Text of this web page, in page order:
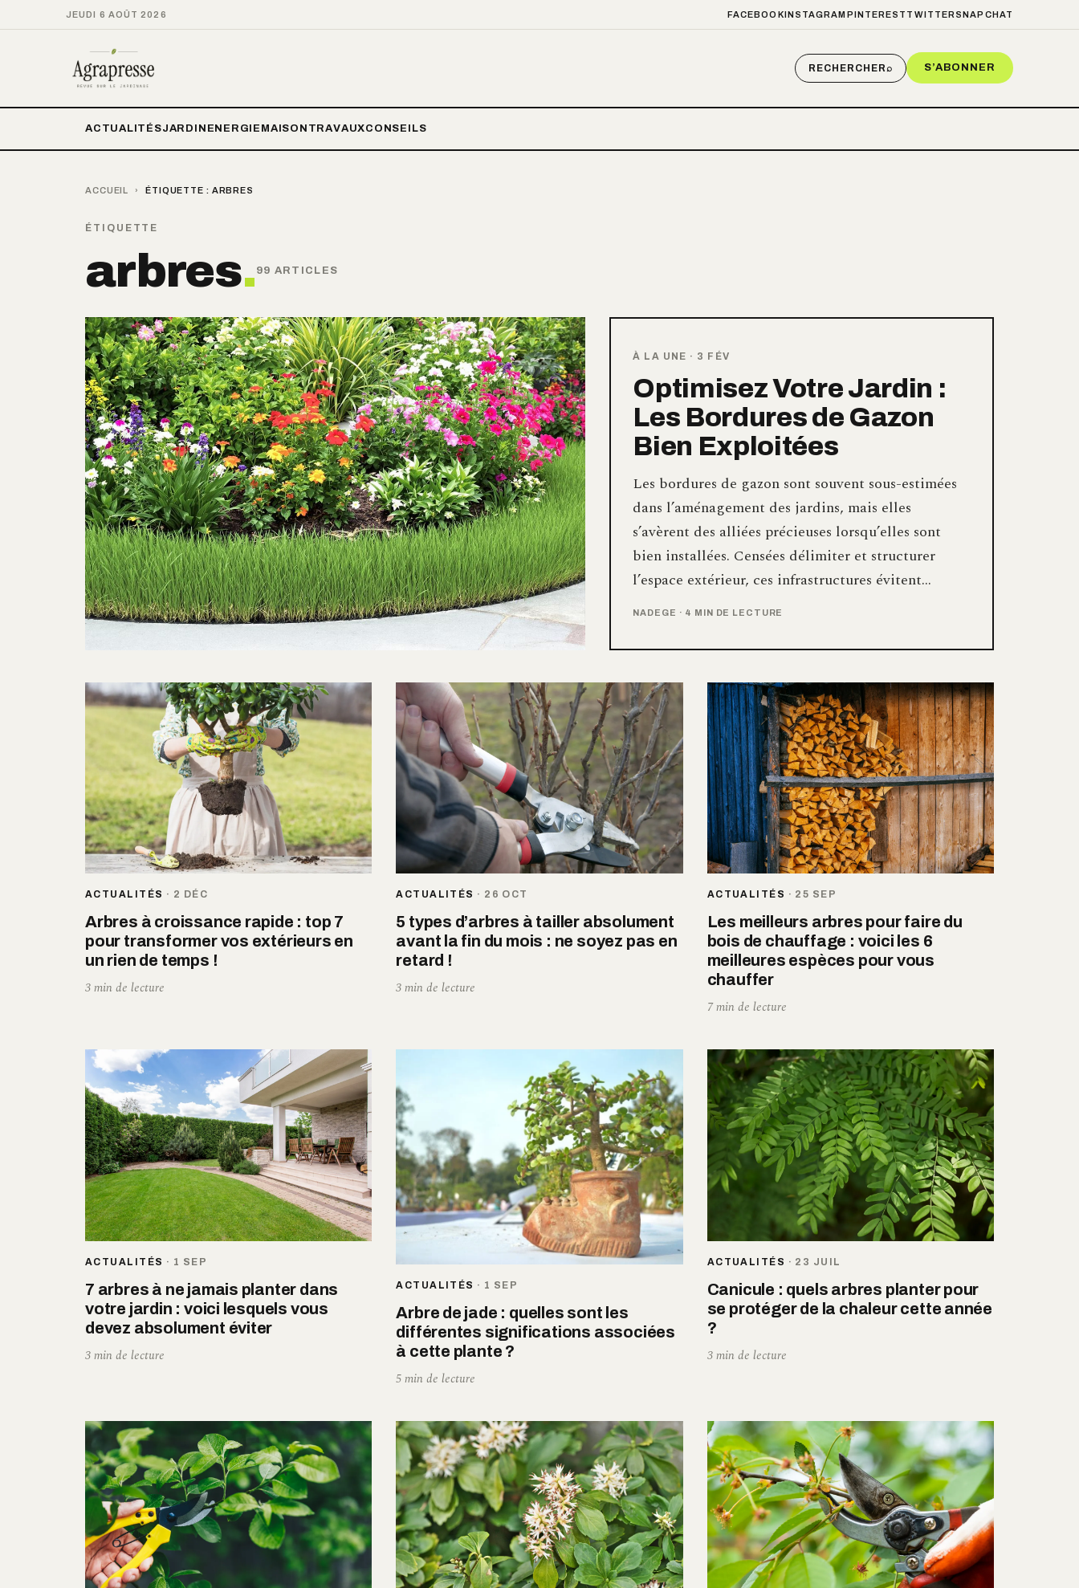
JEUDI 6 AOÛT 2026 FACEBOOKINSTAGRAM PINTEREST TWITTER SNAPCHAT
RECHERCHER⌕ S’ABONNER
ACTUALITÉSJARDIN ENERGIE MAISON TRAVAUXCONSEILS
ACCUEIL › ÉTIQUETTE : ARBRES
ÉTIQUETTE
arbres. 99 ARTICLES
À LA UNE · 3 FÉV
Optimisez Votre Jardin :
Les Bordures de Gazon
Bien Exploitées
Les bordures de gazon sont souvent sous-estimées
dans l’aménagement des jardins, mais elles
s’avèrent des alliées précieuses lorsqu’elles sont
bien installées. Censées délimiter et structurer
l’espace extérieur, ces infrastructures évitent…
NADEGE · 4 MIN DE LECTURE
ACTUALITÉS · 2 DÉC
Arbres à croissance rapide : top 7
pour transformer vos extérieurs en
un rien de temps !
3 min de lecture
ACTUALITÉS · 26 OCT
5 types d’arbres à tailler absolument
avant la fin du mois : ne soyez pas en
retard !
3 min de lecture
ACTUALITÉS · 25 SEP
Les meilleurs arbres pour faire du
bois de chauffage : voici les 6
meilleures espèces pour vous
chauffer
7 min de lecture
ACTUALITÉS · 1 SEP
7 arbres à ne jamais planter dans
votre jardin : voici lesquels vous
devez absolument éviter
3 min de lecture
ACTUALITÉS · 1 SEP
Arbre de jade : quelles sont les
différentes significations associées
à cette plante ?
5 min de lecture
ACTUALITÉS · 23 JUIL
Canicule : quels arbres planter pour
se protéger de la chaleur cette année
?
3 min de lecture